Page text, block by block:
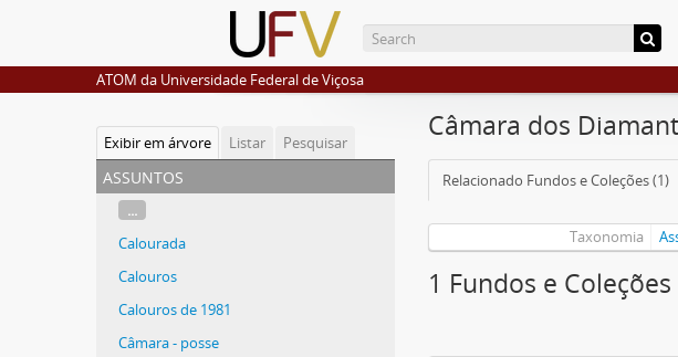
ATOM da Universidade Federal de Viçosa
Exibir em árvore Listar Pesquisar
assuntos
...
Calourada
Calouros
Calouros de 1981
Câmara - posse
Câmara dos
Relacionado Fundos e Coleções (1)
Taxonomia
1 Fundos e